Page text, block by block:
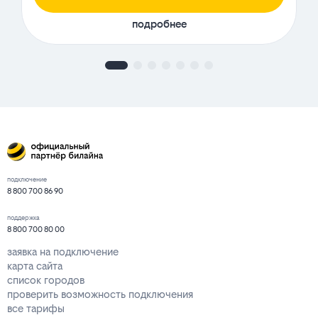
подробнее
подключение
8 800 700 86 90
поддержка
8 800 700 80 00
заявка на подключение
карта сайта
список городов
проверить возможность подключения
все тарифы